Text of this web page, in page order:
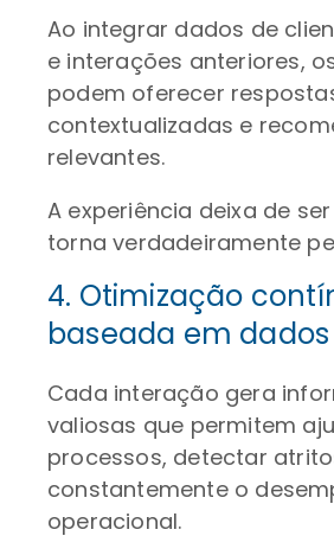
Ao integrar dados de
e interações anteriores,
podem oferecer
contextualizadas e
relevantes.
A experiência deixa de
torna verdadeiramente
4. Otimização
baseada em dados
Cada interação gera
valiosas que permitem
processos, detectar
constantemente o
operacional.